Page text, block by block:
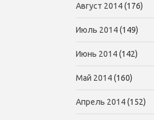
Август 2014(176)
Июль 2014(149)
Июнь 2014(142)
Май 2014(160)
Апрель 2014(152)